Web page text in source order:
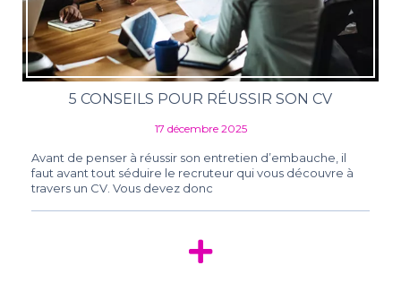
5 CONSEILS POUR RÉUSSIR SON CV
17 décembre 2025
Avant de penser à réussir son entretien d’embauche, il
faut avant tout séduire le recruteur qui vous découvre à
travers un CV. Vous devez donc